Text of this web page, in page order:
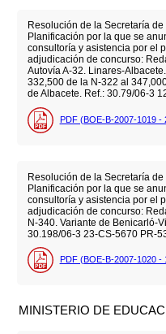
Resolución de la Secretaría
Planificación por la que se
consultoría y asistencia por el
adjudicación de concurso:
Autovía A-32. Linares-
332,500 de la N-322 al
de Albacete. Ref.: 30.79/06-3
PDF (BOE-B-2007-1019 -
Resolución de la Secretaría
Planificación por la que se
consultoría y asistencia por el
adjudicación de concurso:
N-340. Variante de Benicarló-
30.198/06-3 23-CS-5670 PR-
PDF (BOE-B-2007-1020 -
MINISTERIO DE